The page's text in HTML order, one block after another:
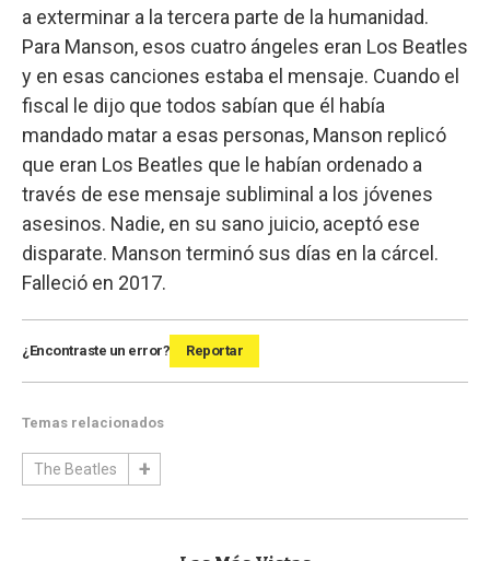
a exterminar a la tercera parte de la humanidad.
Para Manson, esos cuatro ángeles eran Los Beatles
y en esas canciones estaba el mensaje. Cuando el
fiscal le dijo que todos sabían que él había
mandado matar a esas personas, Manson replicó
que eran Los Beatles que le habían ordenado a
través de ese mensaje subliminal a los jóvenes
asesinos. Nadie, en su sano juicio, aceptó ese
disparate. Manson terminó sus días en la cárcel.
Falleció en 2017.
¿Encontraste un error? Reportar
Temas relacionados
The Beatles